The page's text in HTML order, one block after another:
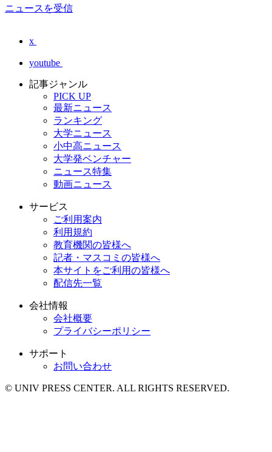
ニュースを受信
x
youtube
記事ジャンル
PICK UP
最新ニュース
ランキング
大学ニュース
小中高ニュース
大学発ベンチャー
ニュース特集
動画ニュース
サービス
ご利用案内
利用規約
教育機関の皆様へ
記者・マスコミの皆様へ
本サイトをご利用の皆様へ
配信先一覧
会社情報
会社概要
プライバシーポリシー
サポート
お問い合わせ
© UNIV PRESS CENTER. ALL RIGHTS RESERVED.